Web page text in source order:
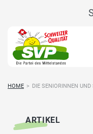
HOME > DIE SENIORINNEN
ARTIKEL